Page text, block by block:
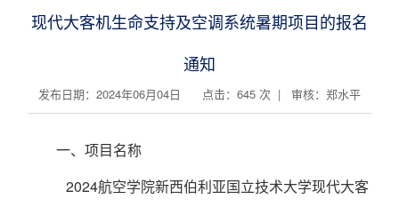
现代大客机生命支持及空调系统暑期项目的报名
通知
发布日期：2024年06月04日 点击： 645 次 | 审核：郑水平
一、 项目名称
2024航空学院新西伯利亚国立技术大学现代大客